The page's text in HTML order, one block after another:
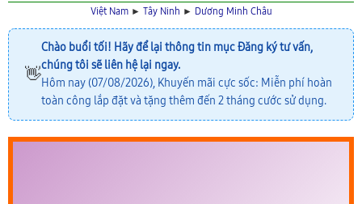
Việt Nam► Tây Ninh ► Dương Minh Châu
👋
Chào buổi tối! Hãy để lại thông tin mụcĐăng ký tư vấn,
chúng tôi sẽ liên hệ lại ngay.
Hôm nay (07/08/2026), Khuyến mãi cực sốc: Miễn phí hoàn
toàn công lắp đặt và tặng thêm đến 2 tháng cước sử dụng.